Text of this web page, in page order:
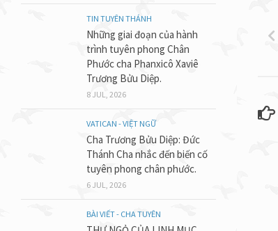
TIN TUYÊN THÁNH
Những giai đoạn của hành
trình tuyên phong Chân
Phước cha Phanxicô Xaviê
Trương Bửu Diệp.
8 JUL, 2026
VATICAN - VIỆT NGỮ
Cha Trương Bửu Diệp: Đức
Thánh Cha nhắc đến biến cố
tuyên phong chân phước.
6 JUL, 2026
BÀI VIẾT - CHA TUYÊN